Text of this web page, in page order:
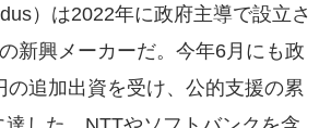
）は2022年に政府主導で設立さ
新興メーカーだ。今年6月にも政
の追加出資を受け、公的支援の累